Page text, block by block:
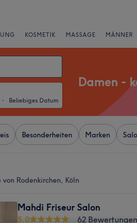
KOSMETIK MASSAGE MÄNNER
・ Beliebiges Datum
Damen -
Besonderheiten Marken
Rodenkirchen, Köln
Mahdi Friseur Salon
5,0
62 Bewertungen